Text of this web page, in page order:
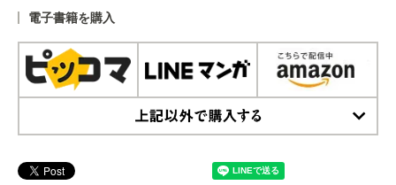
電子書籍を購入